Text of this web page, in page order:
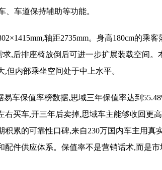
车道保持辅助等功能。
轴距2735mm。身高180cm的乘客
,后排座椅放倒后可进一步扩展装载空间。
但内部乘坐空间处于中上水平。
车保值率榜数据,思域三年保值率达到
右买车,开三年后卖掉,思域车主能够收回更
累的可靠性口碑,来自230万国内车主用真
件供应体系。保值率不是营销话术,而是